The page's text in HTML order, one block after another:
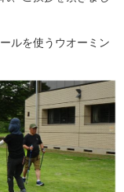
ルを使うウオーミン